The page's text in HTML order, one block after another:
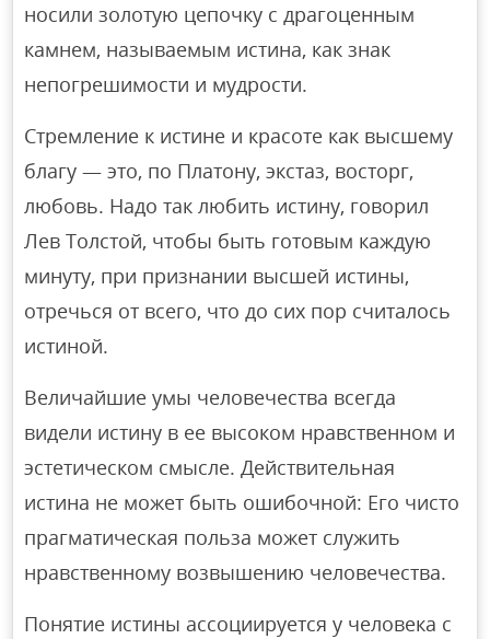
носили золотую цепочку с драгоценным
камнем, называемым истина, как знак
непогрешимости и мудрости.
Стремление к истине и красоте как высшему
благу — это, по Платону, экстаз, восторг,
любовь. Надо так любить истину, говорил
Лев Толстой, чтобы быть готовым каждую
минуту, при признании высшей истины,
отречься от всего, что до сих пор считалось
истиной.
Величайшие умы человечества всегда
видели истину в ее высоком нравственном и
эстетическом смысле. Действительная
истина не может быть ошибочной: Его чисто
прагматическая польза может служить
нравственному возвышению человечества.
Понятие истины ассоциируется у человека с